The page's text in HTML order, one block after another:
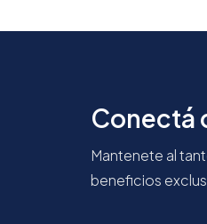
Conectá
Mantenete al
beneficios